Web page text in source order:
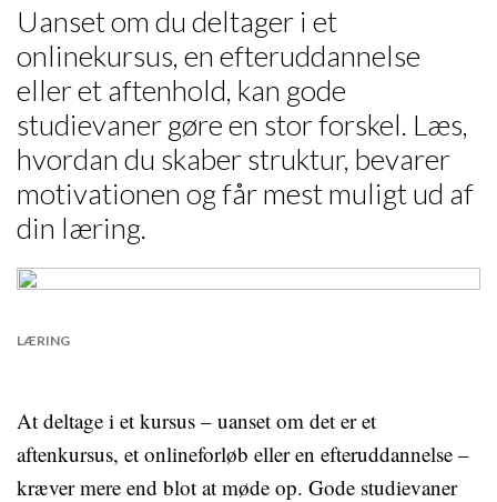
Uanset om du deltager i et
onlinekursus, en efteruddannelse
eller et aftenhold, kan gode
studievaner gøre en stor forskel. Læs,
hvordan du skaber struktur, bevarer
motivationen og får mest muligt ud af
din læring.
LÆRING
At deltage i et kursus – uanset om det er et
aftenkursus, et onlineforløb eller en efteruddannelse –
kræver mere end blot at møde op. Gode studievaner